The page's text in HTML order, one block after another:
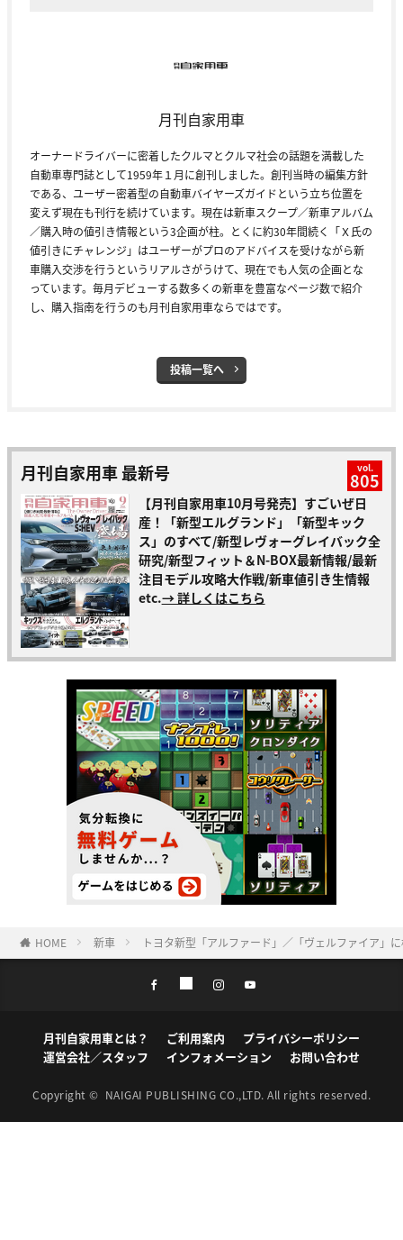
月刊自家用車
オーナードライバーに密着したクルマとクルマ社会の話題を満載した
自動車専門誌として1959年１月に創刊しました。創刊当時の編集方針
である、ユーザー密着型の自動車バイヤーズガイドという立ち位置を
変えず現在も刊行を続けています。現在は新車スクープ／新車アルバム
／購入時の値引き情報という3企画が柱。とくに約30年間続く「Ｘ氏の
値引きにチャレンジ」はユーザーがプロのアドバイスを受けながら新
車購入交渉を行うというリアルさがうけて、現在でも人気の企画とな
っています。毎月デビューする数多くの新車を豊富なページ数で紹介
し、購入指南を行うのも月刊自家用車ならではです。
投稿一覧へ
月刊自家用車 最新号 vol.
805
【月刊自家用車10月号発売】すごいぜ日
産！「新型エルグランド」「新型キック
ス」のすべて/新型レヴォーグレイバック全
研究/新型フィット＆N-BOX最新情報/最新
注目モデル攻略大作戦/新車値引き生情報
etc.→ 詳しくはこちら
HOME 新車 トヨタ新型「アルファード」／「ヴェルファイア」
月刊自家用車とは？ ご利用案内
プライバシーポリシー
運営会社／スタッフ
インフォメーション お問い合わせ
Copyright © NAIGAI PUBLISHING CO.,LTD. All rights reserved.